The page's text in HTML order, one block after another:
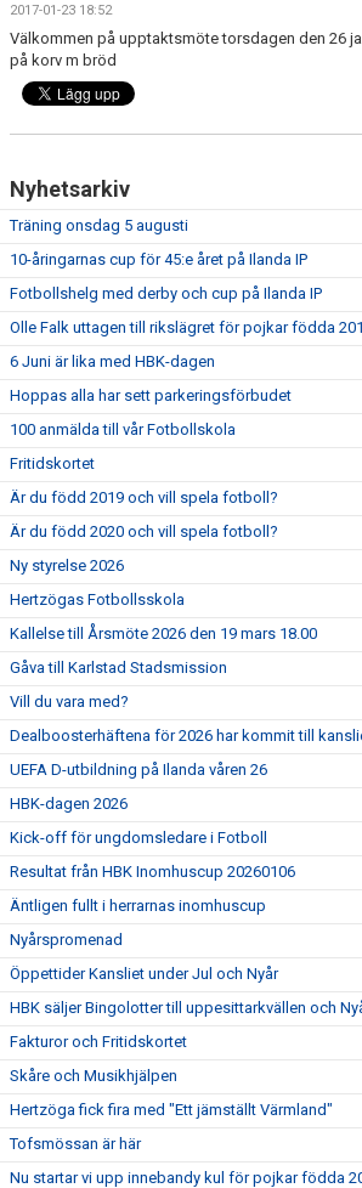
KONTAKTER & LAG
FÖRENINGSDOKUMENT_GAMLA
SPONSORER
FÖRENINGSDOKUMENT
2017-01-23 18:52
Välkommen på upptaktsmöte torsdagen den 26
på korv m bröd
Nyhetsarkiv
Träning onsdag 5 augusti
10-åringarnas cup för 45:e året på Ilanda IP
Fotbollshelg med derby och cup på Ilanda IP
Olle Falk uttagen till rikslägret för pojkar födda
6 Juni är lika med HBK-dagen
Hoppas alla har sett parkeringsförbudet
100 anmälda till vår Fotbollskola
Fritidskortet
Är du född 2019 och vill spela fotboll?
Är du född 2020 och vill spela fotboll?
Ny styrelse 2026
Hertzögas Fotbollsskola
Kallelse till Årsmöte 2026 den 19 mars 18.00
Gåva till Karlstad Stadsmission
Vill du vara med?
Dealboosterhäftena för 2026 har kommit till
UEFA D-utbildning på Ilanda våren 26
HBK-dagen 2026
Kick-off för ungdomsledare i Fotboll
Resultat från HBK Inomhuscup 20260106
Äntligen fullt i herrarnas inomhuscup
Nyårspromenad
Öppettider Kansliet under Jul och Nyår
HBK säljer Bingolotter till uppesittarkvällen och
Fakturor och Fritidskortet
Skåre och Musikhjälpen
Hertzöga fick fira med "Ett jämställt Värmland"
Tofsmössan är här
Nu startar vi upp innebandy kul för pojkar födda